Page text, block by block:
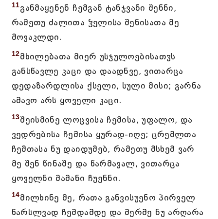
11განმაყენენ ჩემგან ტანჯვანი შენნი,
რამეთუ ძალითა ჴელისა შენისათა მე
მოვაკლდი.
12მხილებათა მიერ უსჯულოებისათჳს
განსწავლე კაცი და დაადნვე, ვითარცა
დედაზარდლისა ქსელი, სული მისი; გარნა
ამავო არს ყოველი კაცი.
13შეისმინე ლოცვისა ჩემისა, უფალო, და
ვედრებისა ჩემისა ყურად-იღე; ცრემლთა
ჩემთასა ნუ დაიდუმებ, რამეთუ მსხემ ვარ
მე შენ წინაშე და წარმავალ, ვითარცა
ყოველნი მამანი ჩუენნი.
14მილხინე მე, რათა განვისუენო პირველ
წარსლვად ჩემდამდე და მერმე ნუ არღარა